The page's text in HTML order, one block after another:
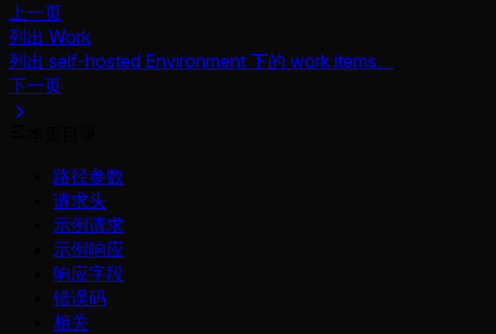
上一页
列出 Work
列出 self-hosted Environment 下的 work items。
下一页
路径参数
请求头
示例请求
示例响应
响应字段
错误码
相关